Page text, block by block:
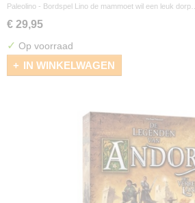
Paleolino - Bordspel Lino de mammoet wil een leuk dorp…
€ 29,95
✓ Op voorraad
IN WINKELWAGEN